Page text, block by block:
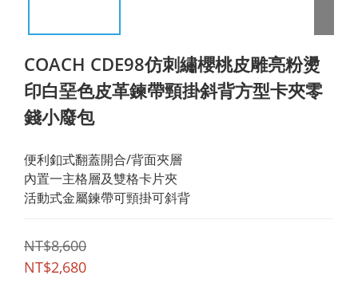
COACH CDE98仿刺繡櫻桃皮雕亮粉燙
印白堊色皮革鍊帶頸掛斜背方型卡夾零
錢小廢包
便利釦式翻蓋開合/背面夾層
內置一主格層及雙格卡片夾
活動式金屬鍊帶可頸掛可斜背
NT$8,600
NT$2,680